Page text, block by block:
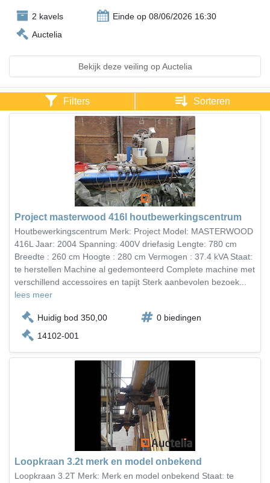
2 kavels
Einde op 08/06/2026 16:30
Auctelia
Bekijk deze veiling op Auctelia
Filters Sorteren
Project masterwood 416l houtbewerkingscentrum
Houtbewerkingscentrum Merk: Project Model: MASTERWOOD
416L Jaar: 2004 Spanning: 400V driefasig Lengte: 780 cm
Breedte : 260 cm Hoogte : 280 cm Vermogen : 37.4 kVA Staat:
te herstellen Machine al gedemonteerd Complete machine met
verschillend accessoires en tapijt Sterk aanbevolen bezoek...
lees meer
Huidig bod 350,00
0 biedingen
14102-001
Loopkraan 3.2t merk en model onbekend
Loopkraan 3.2T Merk: Merk en model onbekend Staat: te